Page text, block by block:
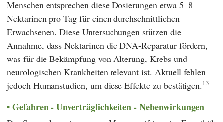
Menschen entsprechen diese Dosierungen etwa 5–8
Nektarinen pro Tag für einen durchschnittlichen
Erwachsenen. Diese Untersuchungen stützen die
Annahme, dass Nektarinen die DNA-Reparatur fördern,
was für die Bekämpfung von Alterung, Krebs und
neurologischen Krankheiten relevant ist. Aktuell fehlen
jedoch Humanstudien, um diese Effekte zu bestätigen.13
Gefahren - Unverträglichkeiten - Nebenwirkungen